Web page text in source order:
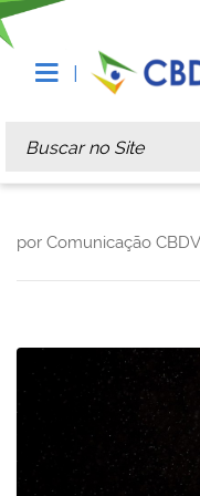
Busca
Busca Avançada…
por Comunicação